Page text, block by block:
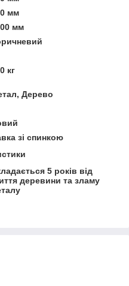
мм
мм
кг
Дерево
зі спинкою
5 років від
деревини та зламу